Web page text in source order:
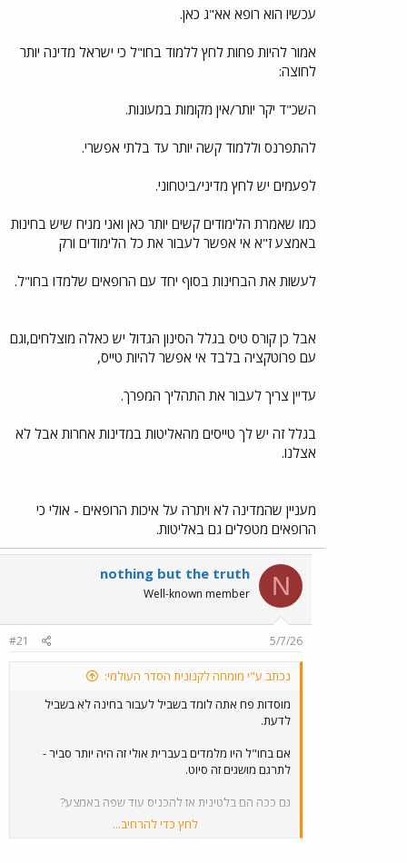
עכשיו הוא רופא אא"ג כאן.
אמור להיות פחות לחץ ללמוד בחו"ל כי ישראל מדינה יותר
לחוצה:
השכ"ד יקר יותר/אין מקומות במעונות.
להתפרנס וללמוד קשה יותר עד בלתי אפשרי.
לפעמים יש לחץ מדיני/ביטחוני.
כמו שאמרת הלימודים קשים יותר כאן ואני מניח שיש בחינות
באמצע ז"א אי אפשר לעבור את כל הלימודים ורק
לעשות את הבחינות בסוף יחד עם הרופאים שלמדו בחו"ל.
אבל כן קורס טיס בגלל הסינון הגדול יש כאלה מוצלחים,וגם
עם פרוטקציה בלבד אי אפשר להיות טייס,
עדיין צריך לעבור את התהליך המפרך.
בגלל זה יש לך טייסים מהאליטות במדינות אחרות אבל לא
אצלנו.
מעניין שהמדינה לא ויתרה על איכות הרופאים - אולי כי
הרופאים מטפלים גם באליטות.
N
nothing but the truth
Well-known member
5/7/26
#21
נכתב ע"י מומחה לקנונית הסדר העולמי:
מוסדות פח אתה לומד בשביל לעבור בחינה לא בשביל
לדעת.
אם בחו"ל היו מלמדים בעברית אולי זה היה יותר סביר -
לתרגם מושגים זה סיוט.
גם ככה הם בלטינית אז להכניס עוד שפה באמצע?
אני זוכר שהאבא של חבר של אחי למד להיות רופא
לחץ כדי להרחיב...